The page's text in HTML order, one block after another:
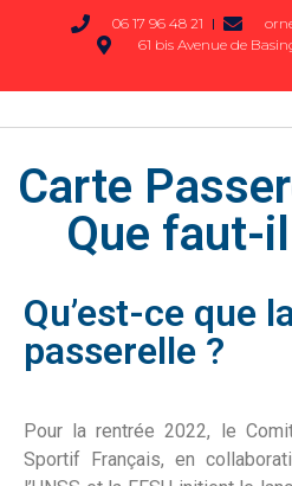
06 17 96 48 21
61 bis Avenue de
Carte
Que faut-
Qu’est-ce que
passerelle ?
Pour la rentrée 2022, le
Sportif Français, en